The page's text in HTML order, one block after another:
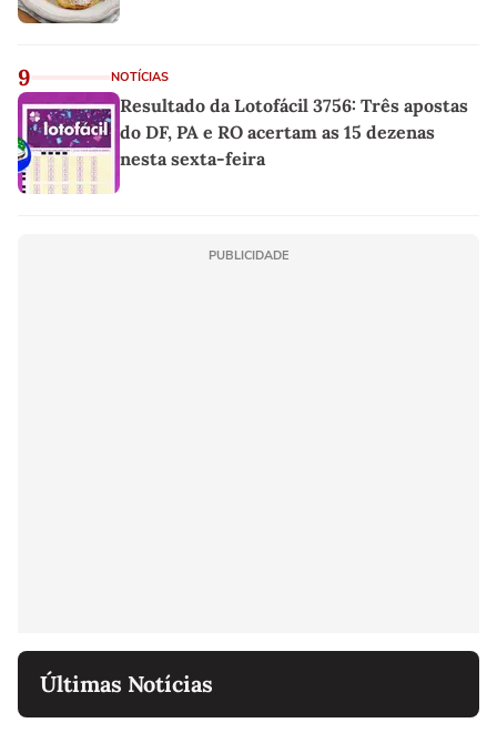
9 NOTÍCIAS
Resultado da Lotofácil 3756: Três apostas
do DF, PA e RO acertam as 15 dezenas
nesta sexta-feira
PUBLICIDADE
Últimas Notícias